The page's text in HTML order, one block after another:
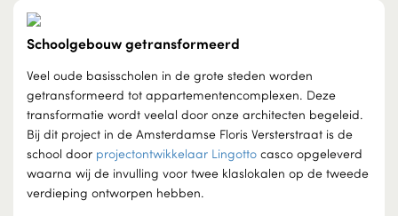
Schoolgebouw getransformeerd
Veel oude basisscholen in de grote steden worden
getransformeerd tot appartementencomplexen. Deze
transformatie wordt veelal door onze architecten begeleid.
Bij dit project in de Amsterdamse Floris Versterstraat is de
school door projectontwikkelaar Lingotto casco opgeleverd
waarna wij de invulling voor twee klaslokalen op de tweede
verdieping ontworpen hebben.